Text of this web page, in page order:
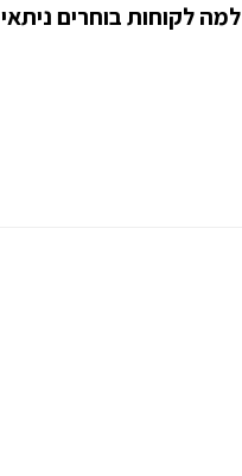
למה לקוחות בוחרים ניתאי